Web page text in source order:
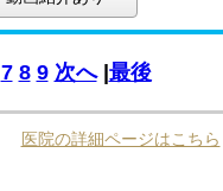
7 8 9 次へ| 最後
医院の詳細ページはこちら